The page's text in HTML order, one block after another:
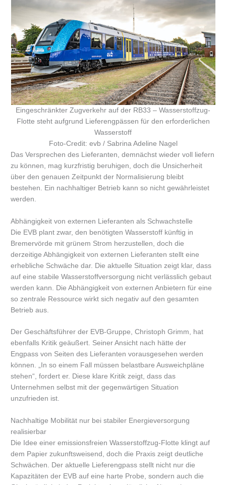
Eingeschränkter Zugverkehr auf der RB33 – Wasserstoffzug-
Flotte steht aufgrund Lieferengpässen für den erforderlichen
Wasserstoff
Foto-Credit: evb / Sabrina Adeline Nagel
Das Versprechen des Lieferanten, demnächst wieder voll liefern
zu können, mag kurzfristig beruhigen, doch die Unsicherheit
über den genauen Zeitpunkt der Normalisierung bleibt
bestehen. Ein nachhaltiger Betrieb kann so nicht gewährleistet
werden.
Abhängigkeit von externen Lieferanten als Schwachstelle
Die EVB plant zwar, den benötigten Wasserstoff künftig in
Bremervörde mit grünem Strom herzustellen, doch die
derzeitige Abhängigkeit von externen Lieferanten stellt eine
erhebliche Schwäche dar. Die aktuelle Situation zeigt klar, dass
auf eine stabile Wasserstoffversorgung nicht verlässlich gebaut
werden kann. Die Abhängigkeit von externen Anbietern für eine
so zentrale Ressource wirkt sich negativ auf den gesamten
Betrieb aus.
Der Geschäftsführer der EVB-Gruppe, Christoph Grimm, hat
ebenfalls Kritik geäußert. Seiner Ansicht nach hätte der
Engpass von Seiten des Lieferanten vorausgesehen werden
können. „In so einem Fall müssen belastbare Ausweichpläne
stehen“, fordert er. Diese klare Kritik zeigt, dass das
Unternehmen selbst mit der gegenwärtigen Situation
unzufrieden ist.
Nachhaltige Mobilität nur bei stabiler Energieversorgung
realisierbar
Die Idee einer emissionsfreien Wasserstoffzug-Flotte klingt auf
dem Papier zukunftsweisend, doch die Praxis zeigt deutliche
Schwächen. Der aktuelle Lieferengpass stellt nicht nur die
Kapazitäten der EVB auf eine harte Probe, sondern auch die